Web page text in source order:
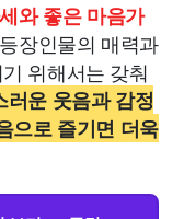
와 좋은 마음가
장인물의 매력과
위해서는 갖춰
러운 웃음과 감정
으로 즐기면 더욱